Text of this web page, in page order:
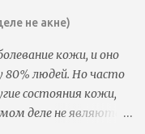
не акне)
кожи, и оно
80% людей. Но часто
состояния кожи,
деле не являются.